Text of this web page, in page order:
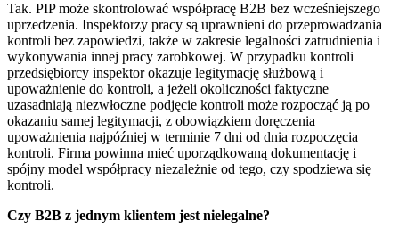
Tak. PIP może skontrolować współpracę B2B bez wcześniejszego
uprzedzenia. Inspektorzy pracy są uprawnieni do przeprowadzania
kontroli bez zapowiedzi, także w zakresie legalności zatrudnienia i
wykonywania innej pracy zarobkowej. W przypadku kontroli
przedsiębiorcy inspektor okazuje legitymację służbową i
upoważnienie do kontroli, a jeżeli okoliczności faktyczne
uzasadniają niezwłoczne podjęcie kontroli może rozpocząć ją po
okazaniu samej legitymacji, z obowiązkiem doręczenia
upoważnienia najpóźniej w terminie 7 dni od dnia rozpoczęcia
kontroli. Firma powinna mieć uporządkowaną dokumentację i
spójny model współpracy niezależnie od tego, czy spodziewa się
kontroli.
Czy B2B z jednym klientem jest nielegalne?